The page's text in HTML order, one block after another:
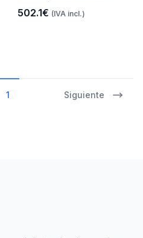
502.1€ (IVA incl.)
1 Siguiente